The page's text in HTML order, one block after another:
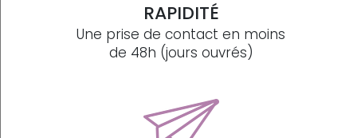
RAPIDITÉ
Une prise de contact en moins
de 48h (jours ouvrés)